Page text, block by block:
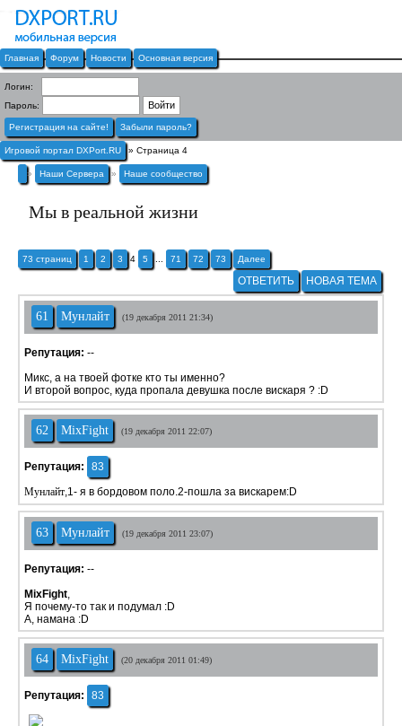
Главная Форум Новости Основная версия
Логин:
Пароль:
Регистрация на сайте! Забыли пароль?
Игровой портал DXPort.RU » Страница 4
» Наши Сервера » Наше сообщество
Мы в реальной жизни
73 страниц 1 2 3 4 5 71 72 73 Далее
ОТВЕТИТЬ НОВАЯ ТЕМА
61 Мунлайт (19 декабря 2011 21:34)
Репутация: --
Микс, а на твоей фотке кто ты именно?
И второй вопрос, куда пропала девушка после вискаря ? :D
62 MixFight (19 декабря 2011 22:07)
Репутация:
83
Мунлайт,1- я в бордовом поло.2-пошла за вискарем:D
63 Мунлайт (19 декабря 2011 23:07)
Репутация: --
MixFight,
Я почему-то так и подумал :D
А, намана :D
64 MixFight (20 декабря 2011 01:49)
Репутация: 83